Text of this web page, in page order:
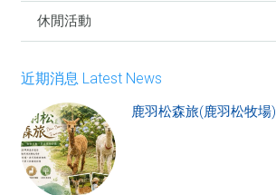
休閒活動
近期消息 Latest News
鹿羽松森旅(鹿羽松牧場)